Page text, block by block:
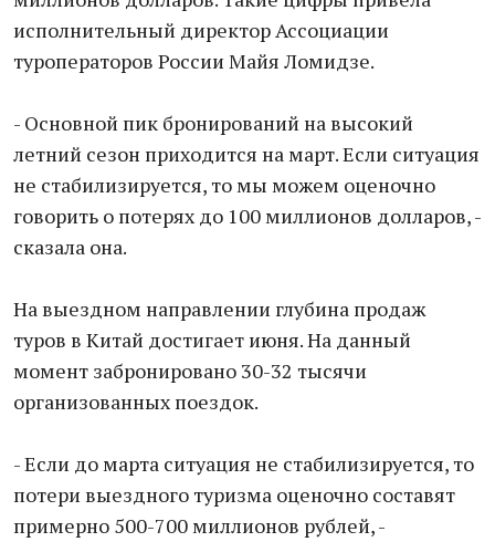
исполнительный директор Ассоциации
туроператоров России Майя Ломидзе.
- Основной пик бронирований на высокий
летний сезон приходится на март. Если ситуация
не стабилизируется, то мы можем оценочно
говорить о потерях до 100 миллионов долларов, -
сказала она.
На выездном направлении глубина продаж
туров в Китай достигает июня. На данный
момент забронировано 30-32 тысячи
организованных поездок.
- Если до марта ситуация не стабилизируется, то
потери выездного туризма оценочно составят
примерно 500-700 миллионов рублей, -